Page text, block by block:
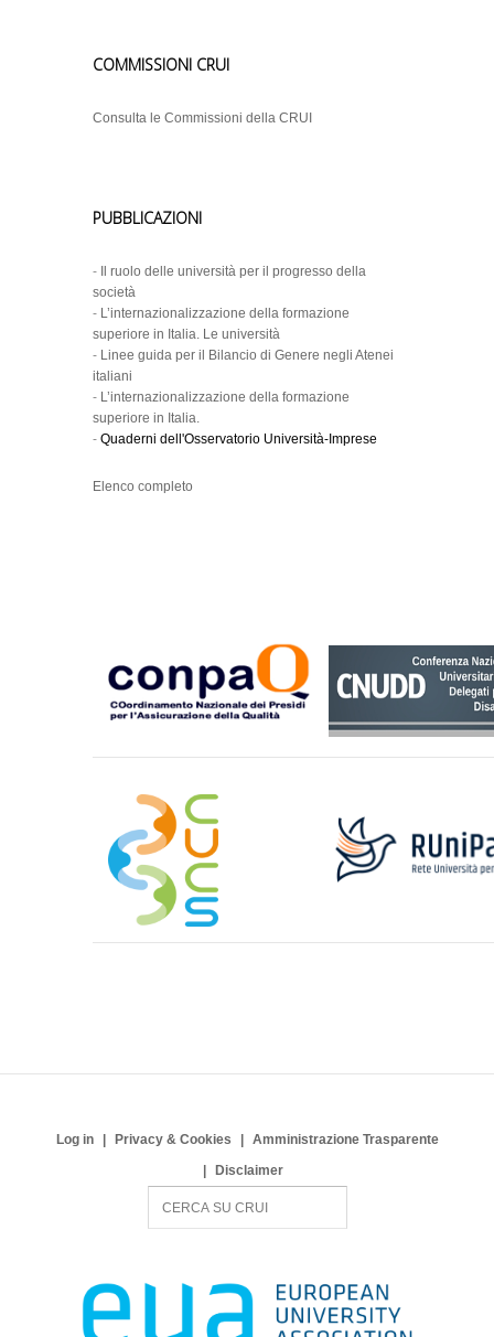
COMMISSIONI CRUI
Consulta le Commissioni della CRUI
PUBBLICAZIONI
-
Il ruolo delle università per il progresso della
società
- L’internazionalizzazione della formazione
superiore in Italia. Le università
- Linee guida per il Bilancio di Genere negli Atenei
italiani
- L’internazionalizzazione della formazione
superiore in Italia.
- Quaderni dell'Osservatorio Università-Imprese
Elenco completo
Log in Privacy & Cookies
Amministrazione Trasparente
Disclaimer
c